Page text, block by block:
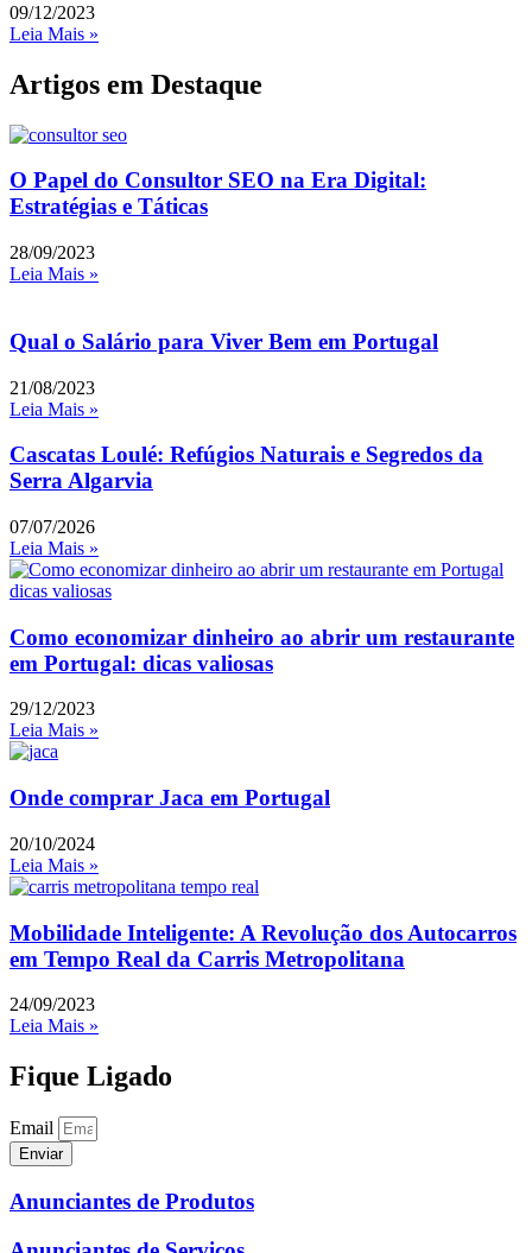
09/12/2023
Leia Mais »
Artigos em Destaque
O Papel do Consultor SEO na Era Digital:
Estratégias e Táticas
28/09/2023
Leia Mais »
Qual o Salário para Viver Bem em Portugal
21/08/2023
Leia Mais »
Cascatas Loulé: Refúgios Naturais e Segredos da
Serra Algarvia
07/07/2026
Leia Mais »
Como economizar dinheiro ao abrir um restaurante
em Portugal: dicas valiosas
29/12/2023
Leia Mais »
Onde comprar Jaca em Portugal
20/10/2024
Leia Mais »
Mobilidade Inteligente: A Revolução dos Autocarros
em Tempo Real da Carris Metropolitana
24/09/2023
Leia Mais »
Fique Ligado
Email
Enviar
Anunciantes de Produtos